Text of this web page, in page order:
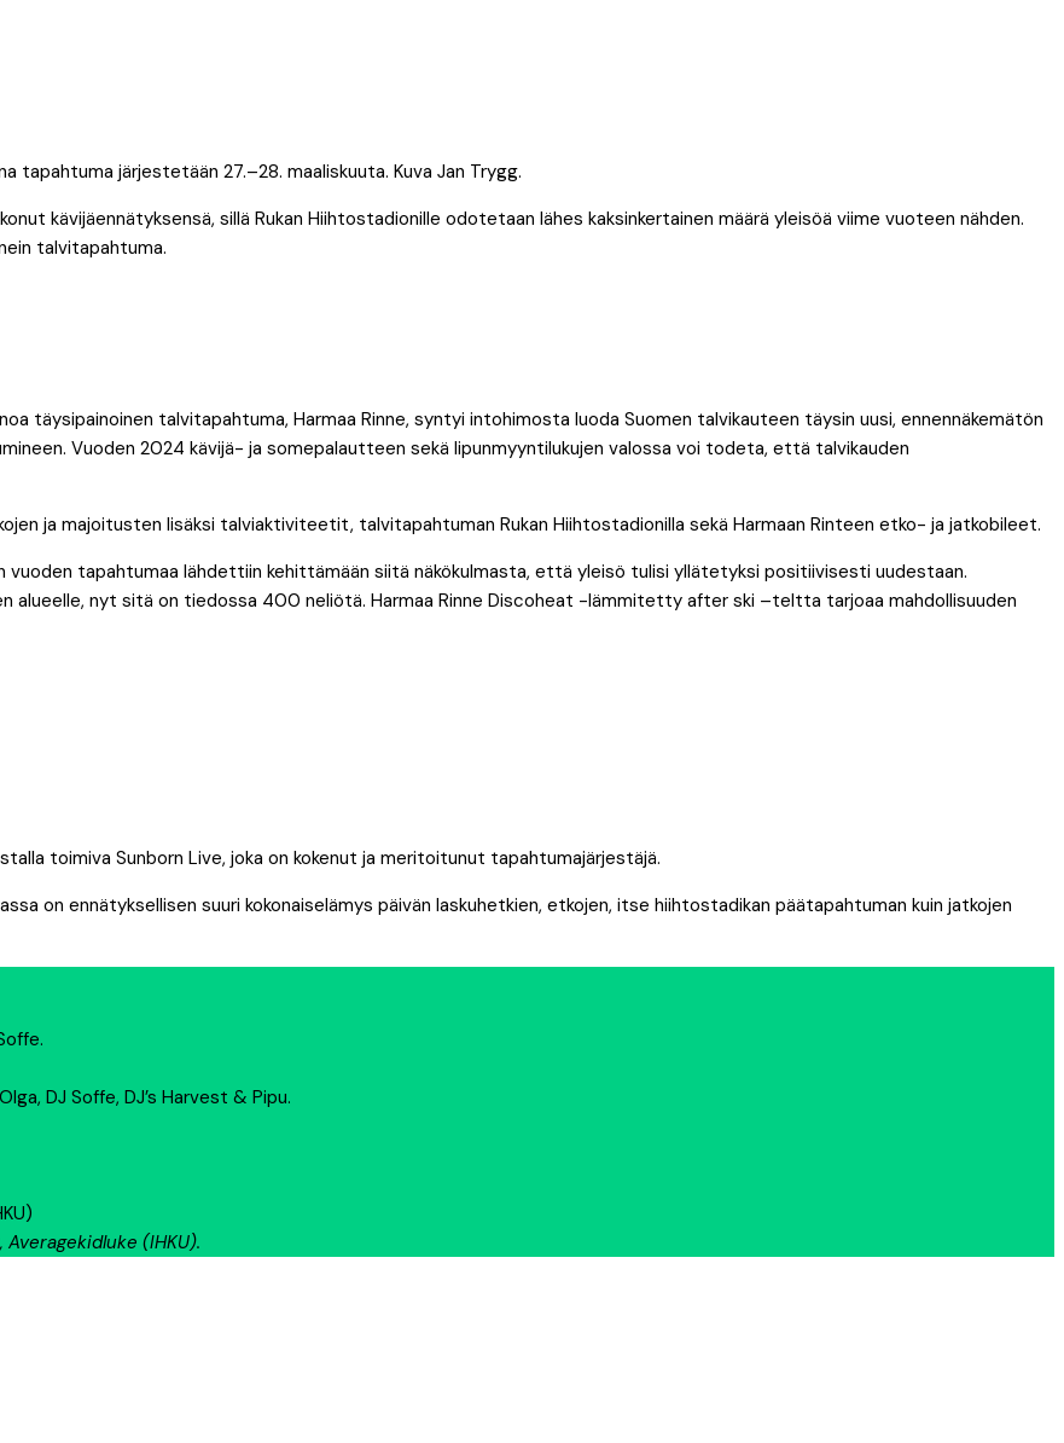
tapahtuma järjestetään 27.–28. maaliskuuta. Kuva Jan Trygg.
kävijäennätyksensä, sillä Rukan Hiihtostadionille odotetaan lähes kaksinkertainen määrä yleisöä viime vuoteen nähden.
talvitapahtuma.
täysipainoinen talvitapahtuma, Harmaa Rinne, syntyi intohimosta luoda Suomen talvikauteen täysin uusi, ennennäkemätön
Vuoden 2024 kävijä- ja somepalautteen sekä lipunmyyntilukujen valossa voi todeta, että talvikauden
ja majoitusten lisäksi talviaktiviteetit, talvitapahtuman Rukan Hiihtostadionilla sekä Harmaan Rinteen etko- ja jatkobileet.
tapahtumaa lähdettiin kehittämään siitä näkökulmasta, että yleisö tulisi yllätetyksi positiivisesti uudestaan.
alueelle, nyt sitä on tiedossa 400 neliötä. Harmaa Rinne Discoheat -lämmitetty after ski –teltta tarjoaa mahdollisuuden
toimiva Sunborn Live, joka on kokenut ja meritoitunut tapahtumajärjestäjä.
on ennätyksellisen suuri kokonaiselämys päivän laskuhetkien, etkojen, itse hiihtostadikan päätapahtuman kuin jatkojen
DJ Soffe, DJ’s Harvest & Pipu.
Averagekidluke (IHKU).